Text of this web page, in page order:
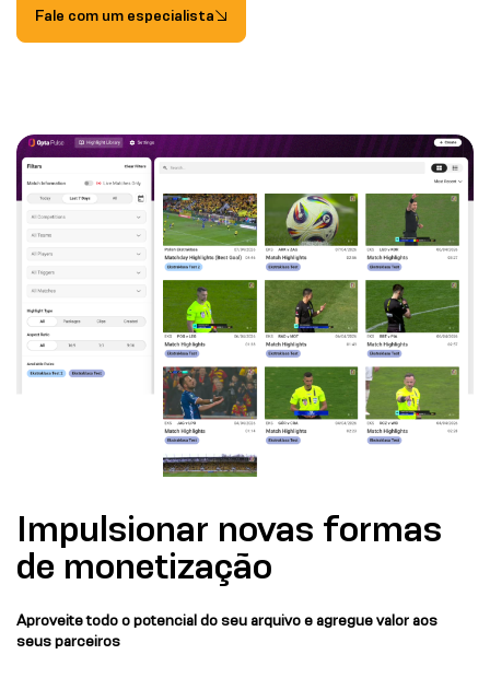
Fale com um especialista
Impulsionar novas formas
de monetização
Aproveite todo o potencial do seu arquivo e agregue valor aos
seus parceiros